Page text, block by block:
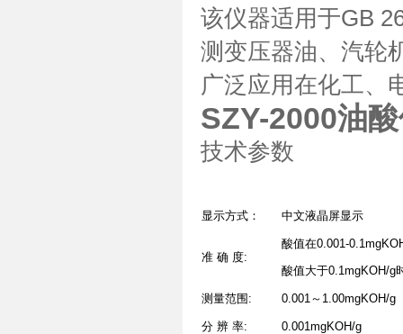
该仪器适用于GB
测变压器油、汽轮
广泛应用在化工、
SZY-2000油
技术参数
显示方式： 中文液晶屏显示
准 确 度:
酸值在0.001-
酸值大于0.1mgKOH/g
测量范围: 0.001～1.00mgKOH/g
分 辨 率: 0.001mgKOH/g